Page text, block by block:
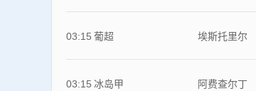
03:15 葡超 埃斯托里尔
03:15 冰岛甲 阿费查尔丁